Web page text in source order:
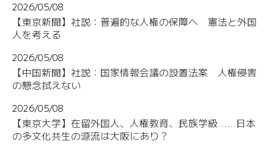
2026/05/08
【東京新聞】社説：普遍的な人権の保障へ 憲法と外国
人を考える
2026/05/08
【中国新聞】社説：国家情報会議の設置法案 人権侵害
の懸念拭えない
2026/05/08
【東京大学】在留外国人、人権教育、民族学級......日本
の多文化共生の源流は大阪にあり？